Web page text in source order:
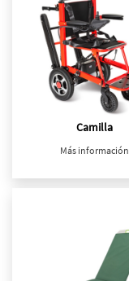
Camilla
Más información